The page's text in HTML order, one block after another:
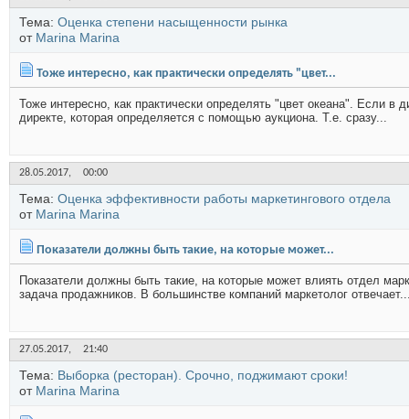
Тема: Оценка степени насыщенности рынка
от Marina Marina
Тоже интересно, как практически определять "цвет...
Тоже интересно, как практически определять "цвет океана". Если в
директе, которая определяется с помощью аукциона. Т.е. сразу...
28.05.2017, 00:00
Тема: Оценка эффективности работы маркетингового отдела
от Marina Marina
Показатели должны быть такие, на которые может...
Показатели должны быть такие, на которые может влиять отдел
задача продажников. В большинстве компаний маркетолог
27.05.2017, 21:40
Тема: Выборка (ресторан). Срочно, поджимают сроки!
от Marina Marina